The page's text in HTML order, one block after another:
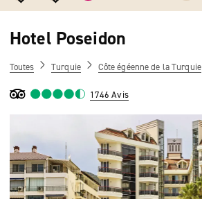
Hotel Poseidon
Toutes Turquie Côte égéenne de la Turquie
1746 Avis